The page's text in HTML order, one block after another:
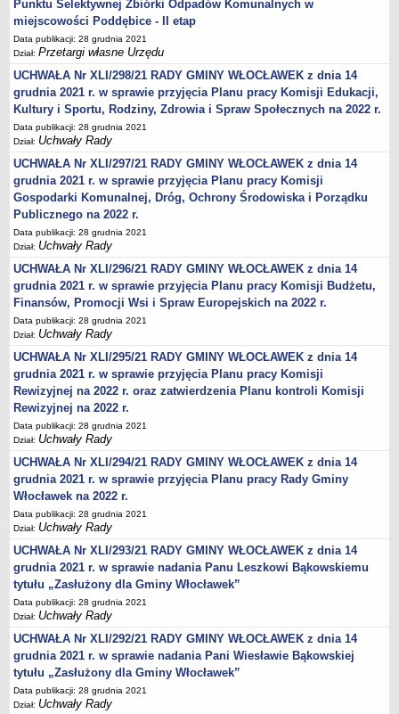
Plan postępowań o udzielenie zamówień w 2018 r.
Plan postępowań o udzielenie zamówień w 2017 r.
OCHRONA ŚRODOWISKA
Karty Informacyjne
Obwieszczenia środowiskowe
Obwieszczenia środowiskowe innych organów
Ogłoszenia środowiskowe
Postanowienia środowiskowe
Postanowienia środowiskowe innych organów
Archiwum 2008-2010
Rejestr działalności regulowanej
Miejscowy Plan Zagospodarowania Przestrzennego
Program Ochrony Środowiska
Plan Gospodarki Odpadami
Analiza Gospodarki Odpadami
PORADNIK INTERESANTA
Obsługa osób doświadczonych trwałymi lub okresowymi
trudnościami w komunikowaniu się (słabosłyszących i
głuchoniemych)
Jak załatwić sprawę
Informacje nieudostępnione
Wniosek o udostępnienie informacji publicznej
Strategia rozwoju
Zagospodarowanie przestrzenne
Program opieki nad zabytkami
Według roczników
DZIAŁ WYBORCZY
Wybory Prezydenckie 28 czerwca 2020
Wybory Prezydenckie 2020
Wybory do Sejmu i do Senatu 2019
Wybory posłów do Parlamentu Europejskiego 2019
Wybory Samorządowe 2018 r.
Punktu Selektywnej Zbiórki Odpadów Komunalnych w
miejscowości Poddębice - II etap
Data publikacji: 28 grudnia 2021
Dział:Przetargi własne Urzędu
UCHWAŁA Nr XLI/298/21 RADY GMINY WŁOCŁAWEK z dnia 14
grudnia 2021 r. w sprawie przyjęcia Planu pracy Komisji Edukacji,
Kultury i Sportu, Rodziny, Zdrowia i Spraw Społecznych na 2022 r.
Data publikacji: 28 grudnia 2021
Dział: Uchwały Rady
UCHWAŁA Nr XLI/297/21 RADY GMINY WŁOCŁAWEK z dnia 14
grudnia 2021 r. w sprawie przyjęcia Planu pracy Komisji
Gospodarki Komunalnej, Dróg, Ochrony Środowiska i Porządku
Publicznego na 2022 r.
Data publikacji: 28 grudnia 2021
Dział: Uchwały Rady
UCHWAŁA Nr XLI/296/21 RADY GMINY WŁOCŁAWEK z dnia 14
grudnia 2021 r. w sprawie przyjęcia Planu pracy Komisji Budżetu,
Finansów, Promocji Wsi i Spraw Europejskich na 2022 r.
Data publikacji: 28 grudnia 2021
Dział: Uchwały Rady
UCHWAŁA Nr XLI/295/21 RADY GMINY WŁOCŁAWEK z dnia 14
grudnia 2021 r. w sprawie przyjęcia Planu pracy Komisji
Rewizyjnej na 2022 r. oraz zatwierdzenia Planu kontroli Komisji
Rewizyjnej na 2022 r.
Data publikacji: 28 grudnia 2021
Dział: Uchwały Rady
UCHWAŁA Nr XLI/294/21 RADY GMINY WŁOCŁAWEK z dnia 14
grudnia 2021 r. w sprawie przyjęcia Planu pracy Rady Gminy
Włocławek na 2022 r.
Data publikacji: 28 grudnia 2021
Dział: Uchwały Rady
UCHWAŁA Nr XLI/293/21 RADY GMINY WŁOCŁAWEK z dnia 14
grudnia 2021 r. w sprawie nadania Panu Leszkowi Bąkowskiemu
tytułu „Zasłużony dla Gminy Włocławek”
Data publikacji: 28 grudnia 2021
Dział: Uchwały Rady
UCHWAŁA Nr XLI/292/21 RADY GMINY WŁOCŁAWEK z dnia 14
grudnia 2021 r. w sprawie nadania Pani Wiesławie Bąkowskiej
tytułu „Zasłużony dla Gminy Włocławek”
Data publikacji: 28 grudnia 2021
Dział: Uchwały Rady